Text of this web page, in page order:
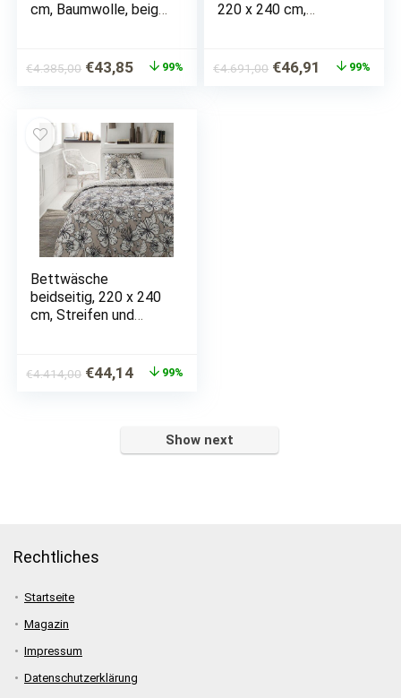
cm, Baumwolle, beige
€4.385,00 Ursprünglicher
€4.385,00
€43,85Aktueller
€43,85.
99%
220 x 240 cm,
€4.691,00 Ursprünglicher
€46,91
Aktueller
99%
Bettwäsche
beidseitig, 220 x 240
cm, Streifen und
€4.414,00 Ursprünglicher
€44,14Aktueller
99%
Show next
Rechtliches
Startseite
Magazin
Impressum
Datenschutzerklärung